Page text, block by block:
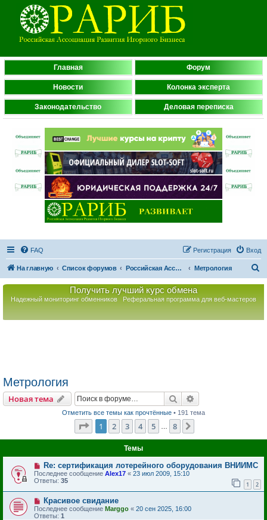
Главная Форум
Новости Колонка эксперта
Законодательство Деловая переписка
FAQ Вход
Регистрация
На главную Список форумов Российская Ассоциация Развития Игорного Бизнеса Метрология
Получить лучший курс обмена
Надежный мониторинг обменников Реферальная программа для веб-мастеров
Метрология
Новая тема Поиск
Отметить все темы как прочтённые • 191 тема
Страница из
1 2 3 4 5 8
Темы
Re: сертификация лотерейного оборудования ВНИИМС
Последнее сообщение Alex17 « 23 июл 2009, 15:10
Ответы: 35 1 2
Красивое свидание
Последнее сообщение Marggo « 20 сен 2025, 16:00
Ответы: 1